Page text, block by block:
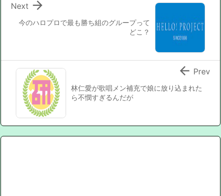
今のハロプロで最も勝ち組のグループって
どこ？

Next
林仁愛が歌唱メン補充で娘に放り込まれた
ら不憫すぎるんだが
 Prev